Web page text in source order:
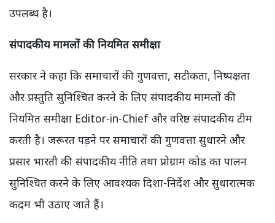
उपलब्ध है।
संपादकीय मामलों की नियमित समीक्षा
सरकार ने कहा कि समाचारों की गुणवत्ता, सटीकता, निष्पक्षता
और प्रस्तुति सुनिश्चित करने के लिए संपादकीय मामलों की
नियमित समीक्षा Editor-in-Chief और वरिष्ठ संपादकीय टीम
करती है। जरूरत पड़ने पर समाचारों की गुणवत्ता सुधारने और
प्रसार भारती की संपादकीय नीति तथा प्रोग्राम कोड का पालन
सुनिश्चित करने के लिए आवश्यक दिशा-निर्देश और सुधारात्मक
कदम भी उठाए जाते हैं।